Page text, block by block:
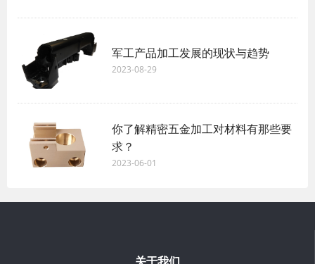
军工产品加工发展的现状与趋势
2023-08-29
你了解精密五金加工对材料有那些要
求？
2023-06-01